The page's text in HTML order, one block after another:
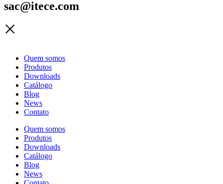
sac@itece.com
Quem somos
Produtos
Downloads
Catálogo
Blog
News
Contato
Quem somos
Produtos
Downloads
Catálogo
Blog
News